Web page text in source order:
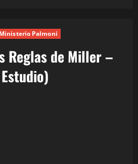
Ministerio Palmoni
Reglas de Miller –